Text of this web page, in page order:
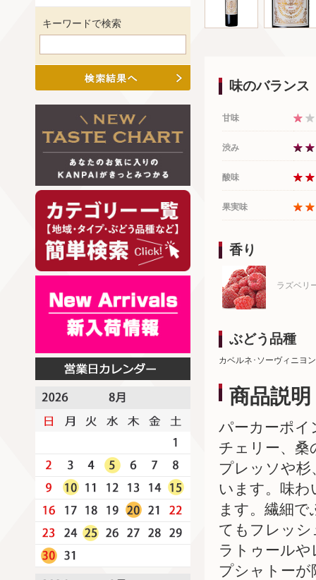
味のバランス
甘味
渋み
酸味
果実味
香り
ラズベリ
ぶどう品種
カベルネ･ソーヴィニヨ
商品説明
パーカーポイ
チェリー、桑
プレッソや
います。味
ます。繊細
てもフレッ
ラトゥール
プシャトーが
キーワードで検索